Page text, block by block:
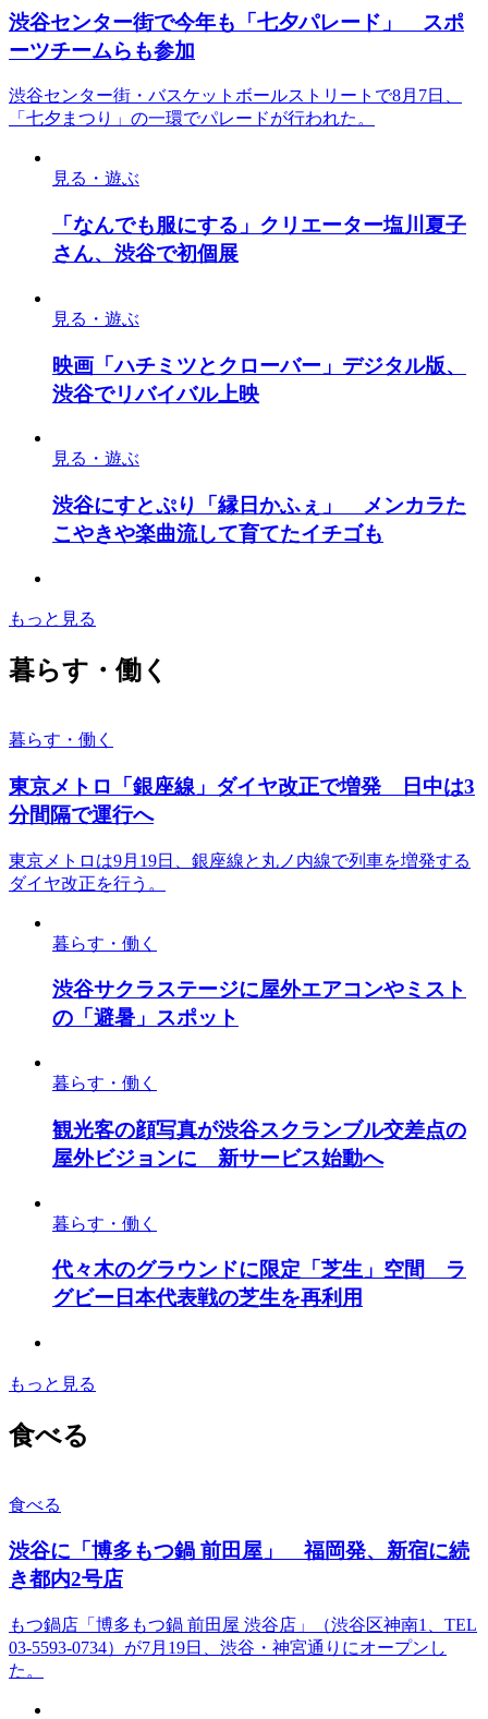
渋谷センター街で今年も「七夕パレード」 スポ
ーツチームらも参加
渋谷センター街・バスケットボールストリートで8月7日、
「七夕まつり」の一環でパレードが行われた。
見る・遊ぶ
「なんでも服にする」クリエーター塩川夏子
さん、渋谷で初個展
見る・遊ぶ
映画「ハチミツとクローバー」デジタル版、
渋谷でリバイバル上映
見る・遊ぶ
渋谷にすとぷり「縁日かふぇ」 メンカラた
こやきや楽曲流して育てたイチゴも
もっと見る
暮らす・働く
暮らす・働く
東京メトロ「銀座線」ダイヤ改正で増発 日中は3
分間隔で運行へ
東京メトロは9月19日、銀座線と丸ノ内線で列車を増発する
ダイヤ改正を行う。
暮らす・働く
渋谷サクラステージに屋外エアコンやミスト
の「避暑」スポット
暮らす・働く
観光客の顔写真が渋谷スクランブル交差点の
屋外ビジョンに 新サービス始動へ
暮らす・働く
代々木のグラウンドに限定「芝生」空間 ラ
グビー日本代表戦の芝生を再利用
もっと見る
食べる
食べる
渋谷に「博多もつ鍋 前田屋」 福岡発、新宿に続
き都内2号店
もつ鍋店「博多もつ鍋 前田屋 渋谷店」（渋谷区神南1、TEL
03-5593-0734）が7月19日、渋谷・神宮通りにオープンし
た。